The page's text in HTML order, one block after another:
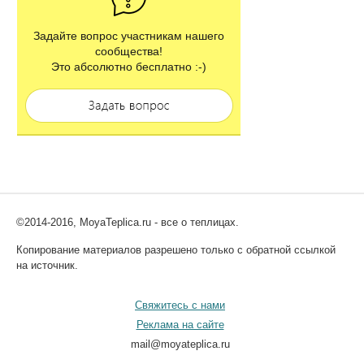
Задайте вопрос участникам нашего
сообщества!
Это абсолютно бесплатно :-)
©2014-2016, MoyaTeplica.ru - все о теплицах.
Копирование материалов разрешено только с обратной ссылкой
на источник.
Свяжитесь с нами
Реклама на сайте
mail@moyateplica.ru